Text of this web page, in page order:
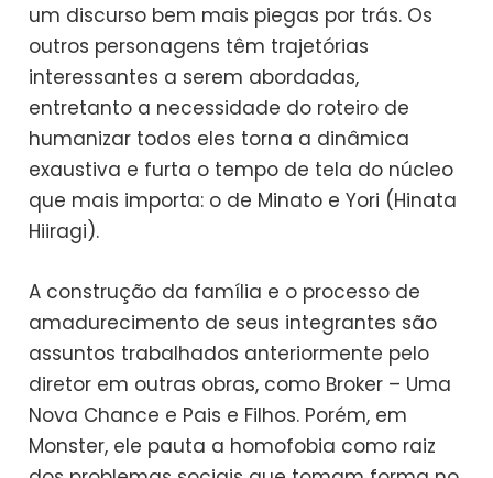
um discurso bem mais piegas por trás. Os
outros personagens têm trajetórias
interessantes a serem abordadas,
entretanto a necessidade do roteiro de
humanizar todos eles torna a dinâmica
exaustiva e furta o tempo de tela do núcleo
que mais importa: o de Minato e Yori (Hinata
Hiiragi).
A construção da família e o processo de
amadurecimento de seus integrantes são
assuntos trabalhados anteriormente pelo
diretor em outras obras, como Broker – Uma
Nova Chance e Pais e Filhos. Porém, em
Monster, ele pauta a homofobia como raiz